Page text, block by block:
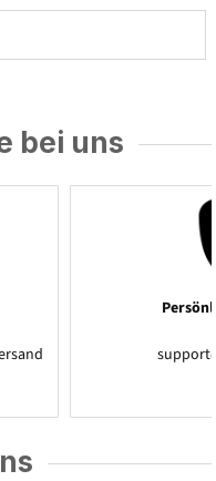
bei uns